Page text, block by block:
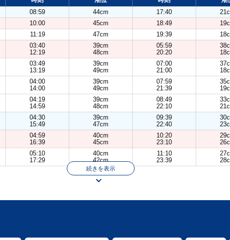
08:59 44cm 17:40
10:00 45cm 18:49
11:19 47cm 19:39
03:40
12:19
39cm
48cm
05:59
20:20
03:49
13:19
39cm
49cm
07:00
21:00
04:00
14:00
39cm
49cm
07:59
21:39
04:19
14:59
39cm
48cm
08:49
22:10
04:30
15:49
39cm
47cm
09:39
22:40
04:59
16:39
40cm
45cm
10:20
23:10
05:10
17:29
40cm
42cm
11:10
23:39
続きを表示